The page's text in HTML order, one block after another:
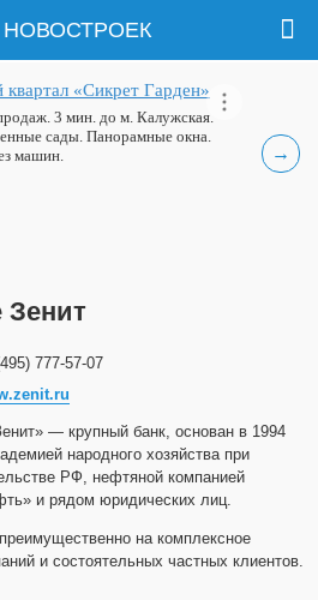
→
«Сикрет Гарден»
3 мин. до м. Калужская.
сады. Панорамные окна.
машин.
Зенит
777-57-07
— крупный банк, основан в 1994
народного хозяйства при
РФ, нефтяной компанией
и рядом юридических лиц.
на комплексное
и состоятельных частных клиентов.